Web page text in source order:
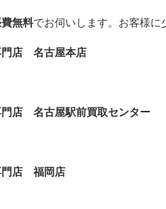
無料でお伺いします。お客様に
門店 名古屋本店
門店 名古屋駅前買取センター
門店 福岡店